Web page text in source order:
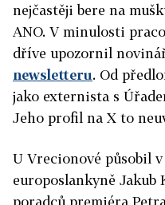
nejčastěji bere na
ANO. V minulosti
dříve upozornil
newsletteru. Od
jako externista s
Jeho profil na X to
U Vrecionové působil
europoslankyně Jakub
poradců premiéra